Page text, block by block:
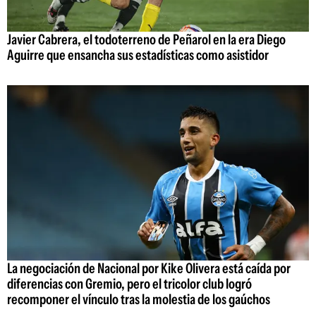
Javier Cabrera, el todoterreno de Peñarol en la era Diego
Aguirre que ensancha sus estadísticas como asistidor
La negociación de Nacional por Kike Olivera está caída por
diferencias con Gremio, pero el tricolor club logró
recomponer el vínculo tras la molestia de los gaúchos